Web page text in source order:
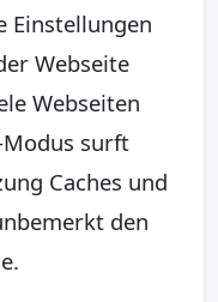
Einstellungen
Webseite
Webseiten
surft
Caches und
den